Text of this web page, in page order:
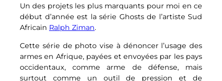
Un des projets les plus marquants pour moi en ce
début d’année est la série Ghosts de l’artiste Sud
Africain Ralph Ziman.
Cette série de photo vise à dénoncer l’usage des
armes en Afrique, payées et envoyées par les pays
occidentaux, comme arme de défense, mais
surtout comme un outil de pression et de